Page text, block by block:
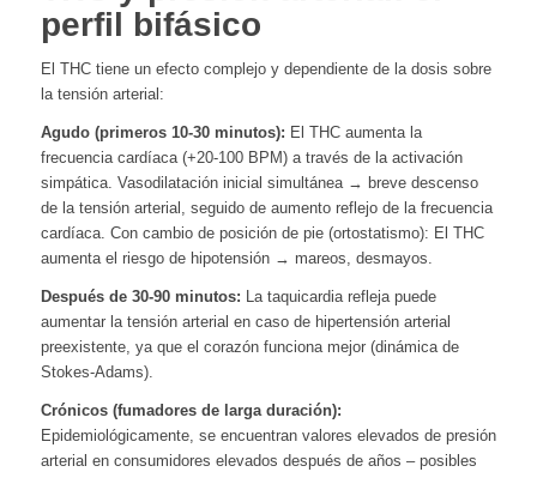
perfil bifásico
El THC tiene un efecto complejo y dependiente de la dosis sobre
la tensión arterial:
Agudo (primeros 10-30 minutos): El THC aumenta la
frecuencia cardíaca (+20-100 BPM) a través de la activación
simpática. Vasodilatación inicial simultánea → breve descenso
de la tensión arterial, seguido de aumento reflejo de la frecuencia
cardíaca. Con cambio de posición de pie (ortostatismo): El THC
aumenta el riesgo de hipotensión → mareos, desmayos.
Después de 30-90 minutos: La taquicardia refleja puede
aumentar la tensión arterial en caso de hipertensión arterial
preexistente, ya que el corazón funciona mejor (dinámica de
Stokes-Adams).
Crónicos (fumadores de larga duración):
Epidemiológicamente, se encuentran valores elevados de presión
arterial en consumidores elevados después de años – posibles